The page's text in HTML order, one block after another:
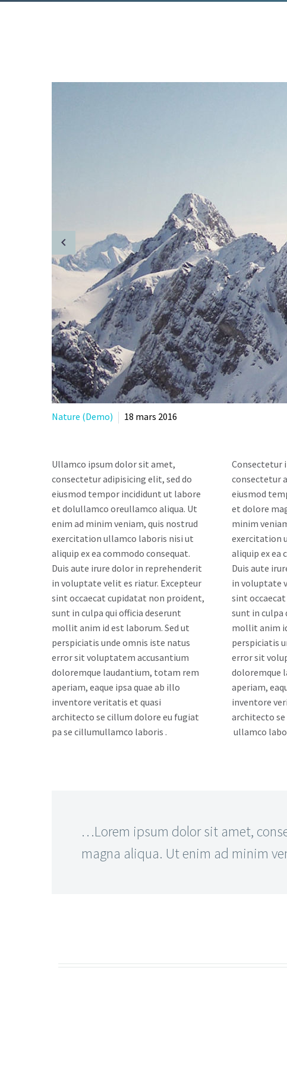
Nature (Demo) 18 mars 2016
Ullamco ipsum dolor sit amet,
consectetur adipisicing elit, sed do
eiusmod tempor incididunt ut labore
et dolullamco oreullamco aliqua. Ut
enim ad minim veniam, quis nostrud
exercitation ullamco laboris nisi ut
aliquip ex ea commodo consequat.
Duis aute irure dolor in reprehenderit
in voluptate velit es riatur. Excepteur
sint occaecat cupidatat non proident,
sunt in culpa qui officia deserunt
mollit anim id est laborum. Sed ut
perspiciatis unde omnis iste natus
error sit voluptatem accusantium
doloremque laudantium, totam rem
aperiam, eaque ipsa quae ab illo
inventore veritatis et quasi
architecto se cillum dolore eu fugiat
pa se cillumullamco laboris .
Consectetur
consectetur
eiusmod
et dolore
minim
exercitation
aliquip ex ea
Duis aute
in voluptate
sint
sunt in culpa
mollit anim
perspiciatis
error sit
doloremque
aperiam,
inventore
architecto
ullamco
…Lorem ipsum dolor sit amet,
magna aliqua. Ut enim ad minim